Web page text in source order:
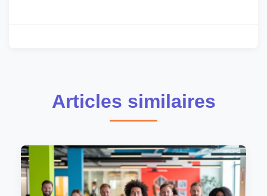
Articles similaires